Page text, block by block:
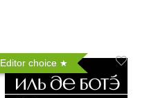
Editor choice